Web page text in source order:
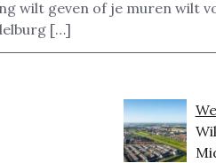
wilt geven of je muren wilt
[…]